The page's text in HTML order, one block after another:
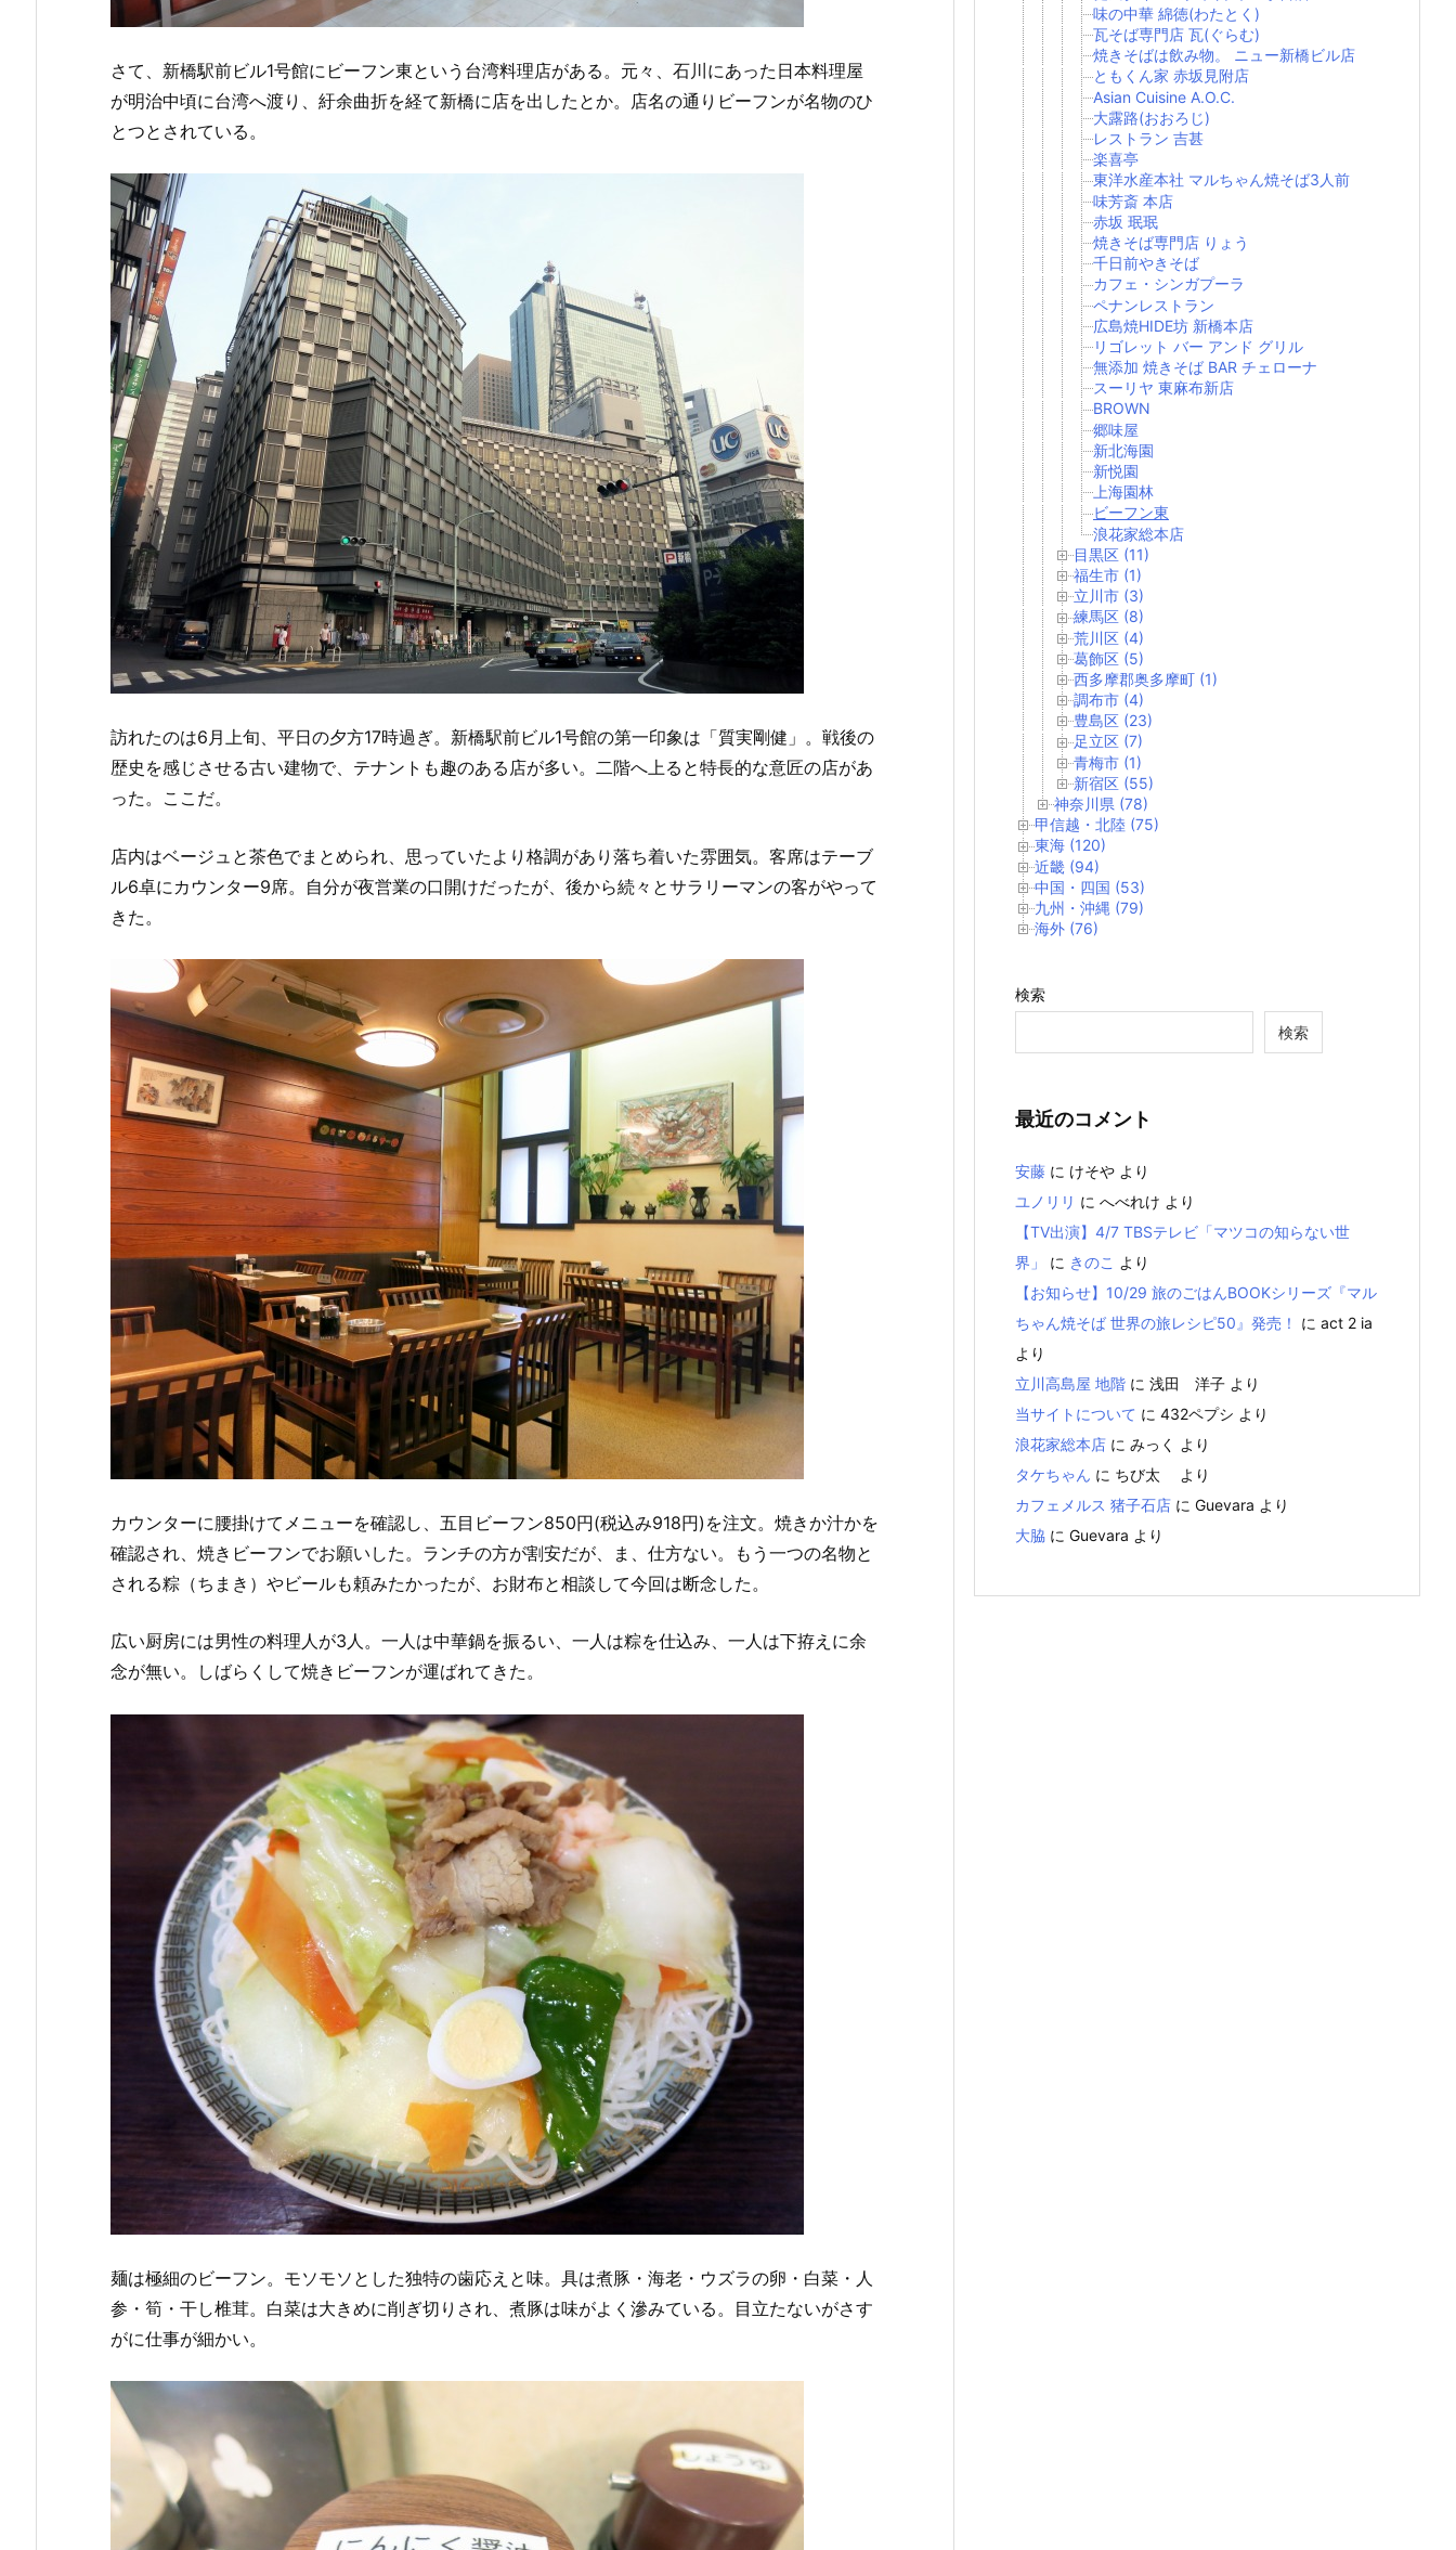
さて、新橋駅前ビル1号館にビーフン東という台湾料理店がある。元々、石川にあった日本料理屋
が明治中頃に台湾へ渡り、紆余曲折を経て新橋に店を出したとか。店名の通りビーフンが名物のひ
とつとされている。
訪れたのは6月上旬、平日の夕方17時過ぎ。新橋駅前ビル1号館の第一印象は「質実剛健」。戦後の
歴史を感じさせる古い建物で、テナントも趣のある店が多い。二階へ上ると特長的な意匠の店があ
った。ここだ。
店内はベージュと茶色でまとめられ、思っていたより格調があり落ち着いた雰囲気。客席はテーブ
ル6卓にカウンター9席。自分が夜営業の口開けだったが、後から続々とサラリーマンの客がやって
きた。
カウンターに腰掛けてメニューを確認し、五目ビーフン850円(税込み918円)を注文。焼きか汁かを
確認され、焼きビーフンでお願いした。ランチの方が割安だが、ま、仕方ない。もう一つの名物と
される粽（ちまき）やビールも頼みたかったが、お財布と相談して今回は断念した。
広い厨房には男性の料理人が3人。一人は中華鍋を振るい、一人は粽を仕込み、一人は下拵えに余
念が無い。しばらくして焼きビーフンが運ばれてきた。
麺は極細のビーフン。モソモソとした独特の歯応えと味。具は煮豚・海老・ウズラの卵・白菜・人
参・筍・干し椎茸。白菜は大きめに削ぎ切りされ、煮豚は味がよく滲みている。目立たないがさす
がに仕事が細かい。
味の中華 綿徳(わたとく)
瓦そば専門店 瓦(ぐらむ)
焼きそばは飲み物。 ニュー新橋ビル店
ともくん家 赤坂見附店
Asian Cuisine A.O.C.
大露路(おおろじ)
レストラン 吉甚
楽喜亭
東洋水産本社 マルちゃん焼そば3人前
味芳斎 本店
赤坂 珉珉
焼きそば専門店 りょう
千日前やきそば
カフェ・シンガプーラ
ペナンレストラン
広島焼HIDE坊 新橋本店
リゴレット バー アンド グリル
無添加 焼きそば BAR チェローナ
スーリヤ 東麻布新店
BROWN
郷味屋
新北海園
新悦園
上海園林
ビーフン東
浪花家総本店
目黒区 (11)
福生市 (1)
立川市 (3)
練馬区 (8)
荒川区 (4)
葛飾区 (5)
西多摩郡奥多摩町 (1)
調布市 (4)
豊島区 (23)
足立区 (7)
青梅市 (1)
新宿区 (55)
神奈川県 (78)
甲信越・北陸 (75)
東海 (120)
近畿 (94)
中国・四国 (53)
九州・沖縄 (79)
海外 (76)
検索
検索
最近のコメント
安藤 に けそや より
ユノリリ に へべれけ より
【TV出演】4/7 TBSテレビ「マツコの知らない世
界」
に きのこ より
【お知らせ】10/29 旅のごはんBOOKシリーズ『マル
ちゃん焼そば 世界の旅レシピ50』発売！
に act 2 ia
より
立川高島屋 地階 に 浅田 洋子 より
当サイトについて に 432ペプシ より
浪花家総本店 に みっく
より
タケちゃん に ちび太
より
カフェメルス 猪子石店 に Guevara より
大脇 に Guevara より